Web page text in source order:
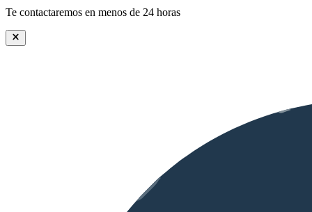
Te contactaremos en menos de 24 horas